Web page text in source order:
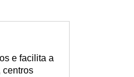
e facilita a
centros